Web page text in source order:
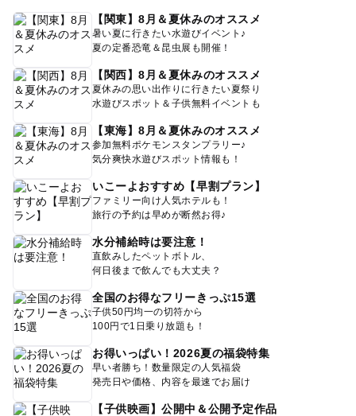
【関東】8月＆夏休みのオススメ
暑い夏に行きたい水遊びイベント♪
夏の定番恐竜＆昆虫展も開催！
【関西】8月＆夏休みのオススメ
夏休みの思い出作りに行きたい夏祭り
水遊びスポット＆子供無料イベントも
【東海】8月＆夏休みのオススメ
参加無料ポケモンスタンプラリー♪
気分爽快水遊びスポット情報も！
いこーよおすすめ【早割プラン】
ファミリー向け人気ホテルも！
旅行の予約は早めが断然お得♪
水分補給時は要注意！
直飲みしたペットボトル、
何日後まで飲んでも大丈夫？
全国のお得なフリーきっぷ15選
子供50円均一の切符から
100円で1日乗り放題も！
お得いっぱい！2026夏の福袋特集
早い者勝ち！数量限定の人気福袋
発売日や価格、内容を最速でお届け
【子供映画】公開中＆公開予定作品